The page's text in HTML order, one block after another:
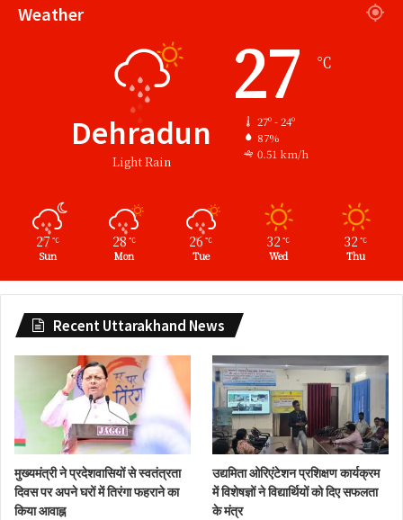
Weather
Dehradun
Light Rain
27 ℃
27º - 24º
87%
0.51 km/h
27 ℃
Sun
28 ℃
Mon
26 ℃
Tue
32 ℃
Wed
32 ℃
Thu
Recent Uttarakhand News
मुख्यमंत्री ने प्रदेशवासियों से स्वतंत्रता
दिवस पर अपने घरों में तिरंगा फहराने का
किया आवाह्न
उद्यमिता ओरिएंटेशन प्रशिक्षण कार्यक्रम
में विशेषज्ञों ने विद्यार्थियों को दिए सफलता
के मंत्र